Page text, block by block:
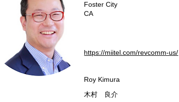
https://miitel.com/revcomm-us/
Roy Kimura
木村 良介
Foster City
CA